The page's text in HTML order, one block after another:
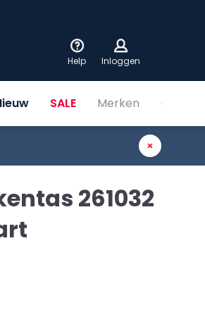
Help Inloggen
SALE Merken Over
261032